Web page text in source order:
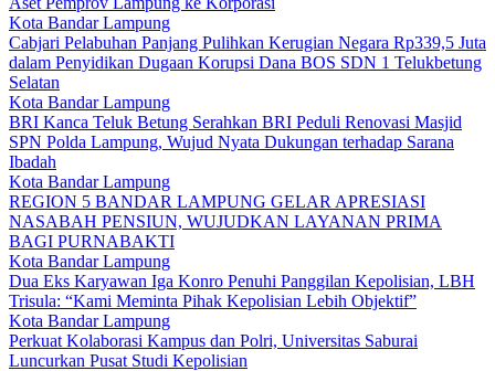
Kota Bandar Lampung
Cabjari Pelabuhan Panjang Pulihkan Kerugian Negara Rp339,5 Juta
dalam Penyidikan Dugaan Korupsi Dana BOS SDN 1 Telukbetung
Selatan
Kota Bandar Lampung
BRI Kanca Teluk Betung Serahkan BRI Peduli Renovasi Masjid
SPN Polda Lampung, Wujud Nyata Dukungan terhadap Sarana
Ibadah
Kota Bandar Lampung
REGION 5 BANDAR LAMPUNG GELAR APRESIASI
NASABAH PENSIUN, WUJUDKAN LAYANAN PRIMA
BAGI PURNABAKTI
Kota Bandar Lampung
Dua Eks Karyawan Iga Konro Penuhi Panggilan Kepolisian, LBH
Trisula: “Kami Meminta Pihak Kepolisian Lebih Objektif”
Kota Bandar Lampung
Perkuat Kolaborasi Kampus dan Polri, Universitas Saburai
Luncurkan Pusat Studi Kepolisian